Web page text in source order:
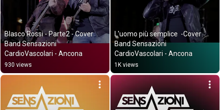
Blasco Rossi - Parte2 - Cover
Band Sensazioni
CardioVascolari - Ancona
930 views
L'uomo più semplice  -Cover
Band Sensazioni
CardioVascolari - Ancona
1K views